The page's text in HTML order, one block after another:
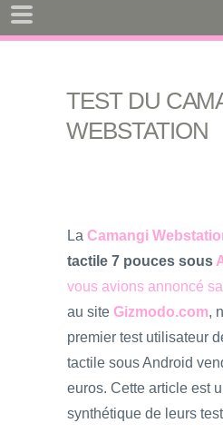
TEST DU
WEBSTATION
La Camangi
tactile 7 pouces sous
vous avions annoncé
au site Gizmodo.com,
premier test utilisateur
tactile sous Android
euros. Cette article est
synthétique de leurs